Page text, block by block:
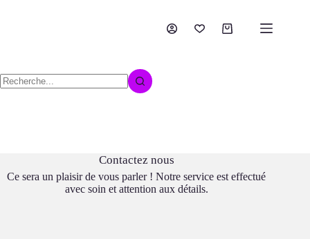
Contactez nous
Ce sera un plaisir de vous parler ! Notre service est effectué
avec soin et attention aux détails.